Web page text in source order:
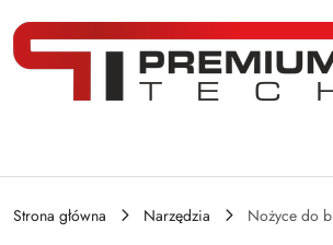
Przejdź do treści głównej
Przejdź do wyszukiwarki
Przejdź do moje konto
Przejdź do menu głównego
Przejdź do stopki
Strona główna Narzędzia Nożyce do